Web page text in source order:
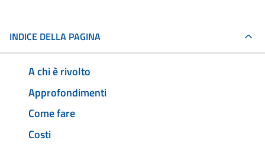
INDICE DELLA PAGINA
A chi è rivolto
Approfondimenti
Come fare
Costi